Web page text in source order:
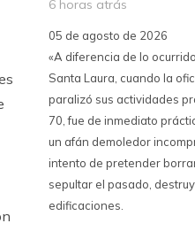
6 horas atrás
05 de agosto de 2026
«A diferencia de lo
Santa Laura, cuando la
paralizó sus actividades
70, fue de inmediato
un afán demoledor
intento de pretender
sepultar el pasado,
edificaciones.